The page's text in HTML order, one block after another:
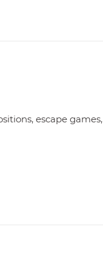
escape games,